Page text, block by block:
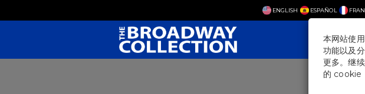
ENGLISH ESPAÑOL
演出
本网站使
功能以及
更多。继
的 cookie